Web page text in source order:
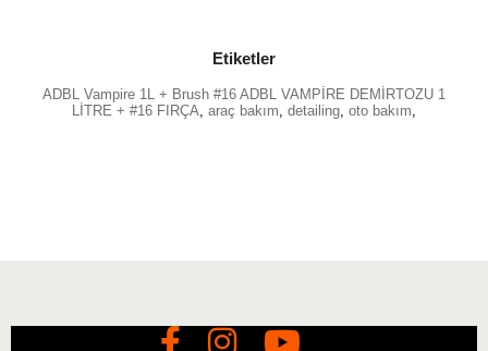
2. Ürünün etki etmesini bekleyin. ADBL Vampire yüzeyde 15
dakikaya kadar kalabilir.
Etkisini arttırmak için ADBL Vampire uygulamadan önce
Etiketler
ADBL Vampire 1L + Brush #16 ADBL VAMPİRE DEMİRTOZU 1
LİTRE + #16 FIRÇA araç bakım detailing oto bakım